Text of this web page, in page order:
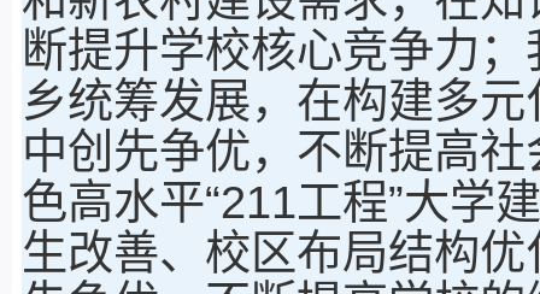
断提升学校核心竞争力
乡统筹发展，在构建多
中创先争优，不断提高
色高水平“211工程”大学
生改善、校区布局结构